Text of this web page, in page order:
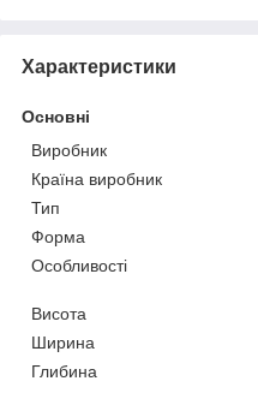
Характеристики
Основні
Виробник
Країна виробник
Тип
Форма
Особливості
Висота
Ширина
Глибина